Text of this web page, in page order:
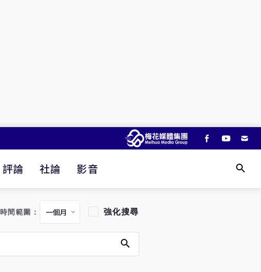
評論 社論 影音
時間範圍： 強化搜尋